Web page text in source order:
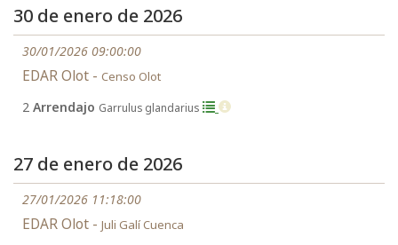
30 de enero de 2026
30/01/2026 09:00:00
EDAR Olot - Censo Olot
2 Arrendajo Garrulus glandarius
27 de enero de 2026
27/01/2026 11:18:00
EDAR Olot - Juli Galí Cuenca